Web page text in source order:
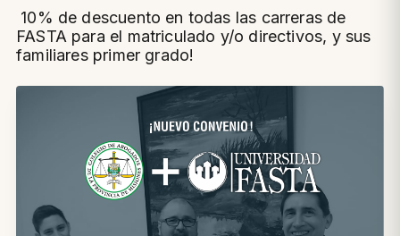
10% de descuento en todas las carreras de
FASTA para el matriculado y/o directivos, y sus
familiares primer grado!